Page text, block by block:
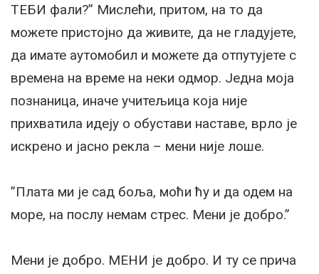
ТЕБИ фали?” Мислећи, притом, на то да
можете пристојно да живите, да не гладујете,
да имате аутомобил и можете да отпутујете с
времена на време на неки одмор. Једна моја
познаница, иначе учитељица која није
прихватила идеју о обустави наставе, врло је
искрено и јасно рекла – мени није лоше.
”Плата ми је сад боља, моћи ћу и да одем на
море, на послу немам стрес. Мени је добро.”
Мени је добро. МЕНИ је добро. И ту се прича